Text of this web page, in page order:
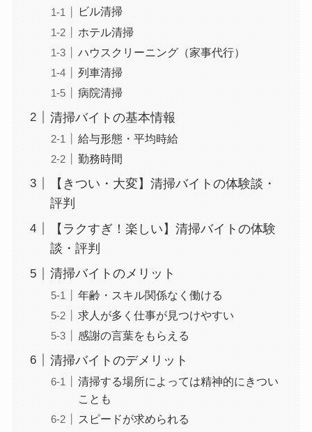
ビル清掃
ホテル清掃
ハウスクリーニング（家事代行）
列車清掃
病院清掃
清掃バイトの基本情報
給与形態・平均時給
勤務時間
【きつい・大変】清掃バイトの体験談・
評判
【ラクすぎ！楽しい】清掃バイトの体験
談・評判
清掃バイトのメリット
年齢・スキル関係なく働ける
求人が多く仕事が見つけやすい
感謝の言葉をもらえる
清掃バイトのデメリット
清掃する場所によっては精神的にきつい
ことも
スピードが求められる